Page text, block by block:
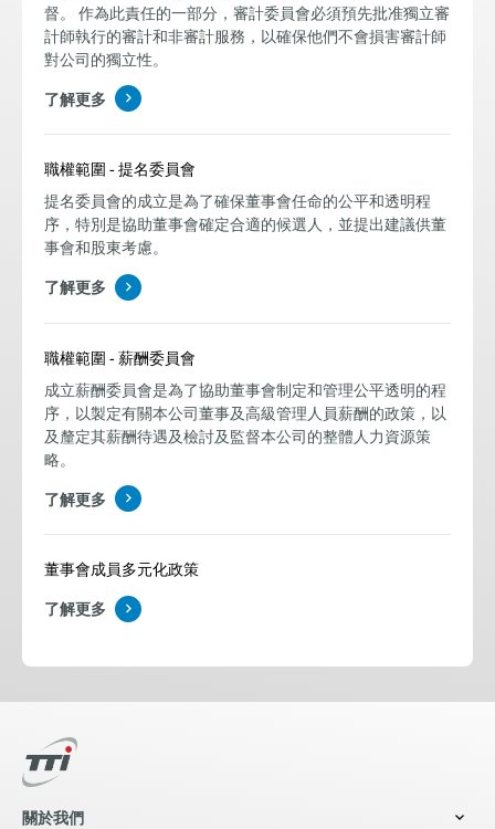
督。 作為此責任的一部分，審計委員會必須預先批准獨立審
計師執行的審計和非審計服務，以確保他們不會損害審計師
對公司的獨立性。
了解更多
職權範圍 - 提名委員會
提名委員會的成立是為了確保董事會任命的公平和透明程
序，特別是協助董事會確定合適的候選人，並提出建議供董
事會和股東考慮。
了解更多
職權範圍 - 薪酬委員會
成立薪酬委員會是為了協助董事會制定和管理公平透明的程
序，以製定有關本公司董事及高級管理人員薪酬的政策，以
及釐定其薪酬待遇及檢討及監督本公司的整體人力資源策
略。
了解更多
董事會成員多元化政策
了解更多
關於我們